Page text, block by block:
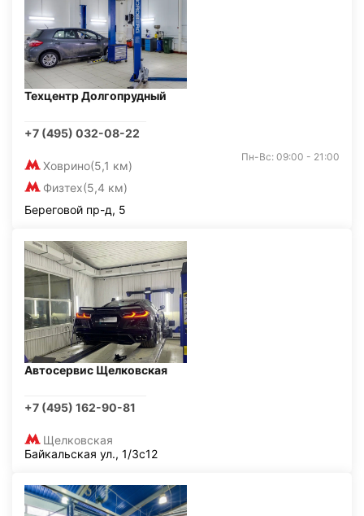
Техцентр Долгопрудный
+7 (495) 032-08-22
Ховрино(5,1 км)
Физтех(5,4 км)
Пн-Вс: 09:00 - 21:00
Береговой пр-д, 5
Автосервис Щелковская
+7 (495) 162-90-81
Щелковская
Байкальская ул., 1/3с12